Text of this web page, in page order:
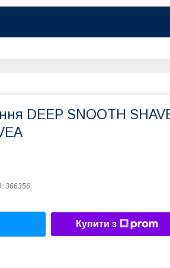
DEEP SNOOTH
366356
Купити з